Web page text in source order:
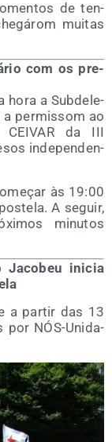
de ten­
mui­tas
com os pre­
hora a Sub­de­le­
a per­mis­som ao
CEIVAR da III
inde­pen­den­
às 19:00
A seguir,
minu­tos
Jaco­beu ini­cia
a par­tir das 13
por NÓS-Uni­da­